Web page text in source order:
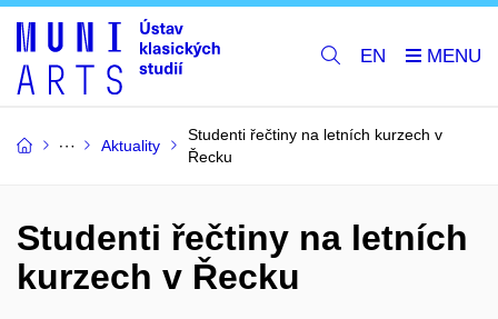
EN
Aktuality
Studenti řečtiny na letních kurzech v
Řecku
Studenti řečtiny na letních
kurzech v Řecku